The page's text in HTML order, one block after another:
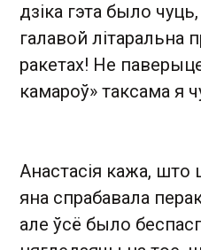
дзіка гэта было
галавой літаральна
ракетах! Не
камароў» таксама я
Анастасія кажа, што
яна спрабавала
але ўсё было